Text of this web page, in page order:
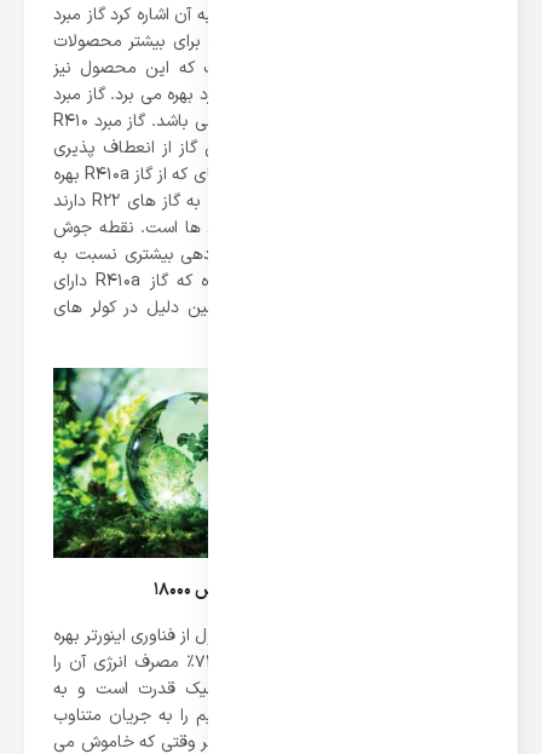
یکی از مهم ترین نکته های که می توان به آن اشاره کرد گاز مبرد
این محصول می باشد. کمپانی هایسنس برای بیشتر محصولات
خود گاز مبرد R410-A تعبیه نموده است که این محصول نیز
مانند سایر تولیدات این کمپانی از این مبرد بهره می برد. گاز مبرد
R410a ترکیبی از مبرد های R32 و R125 می باشد. گاز مبرد R410
بهترین جایگزین R22 بوده و همانند این گاز از انعطاف پذیری
بالایی برخوردار است. همچنین کمپرسور های که از گاز R410a بهره
می برند 40% خنک کنندگی بالاتری نسبت به گاز های R22 دارند
که این یکی از نقاط مثبت این کولر گازی ها است. نقطه جوش
گاز R410a منفی 51.4 درجه است که بازدهی بیشتری نسبت به
سایر گاز ها دارد. این ویژگی باعث شده که گاز R410a دارای
ظرفیت سرما سازی بیشتری باشد به همین دلیل در کولر های
مصرف انرژی داکت اسپلیت کاستی هایسنس 18000
همانطور که در بالا اشاره کردیم این محصول از فناوری اینورتر بهره
می برد و کمپانی هایسنس توانسته تا 73% مصرف انرژی آن را
کاهش دهد. اینورتر یک دستگاه الکترونیک قدرت است و به
دستگاهی گفته می‌شود که جریان مستقیم را به جریان متناوب
تبدیل می‌کند. کولر گازی های بدون اینورتر وقتی که خاموش می